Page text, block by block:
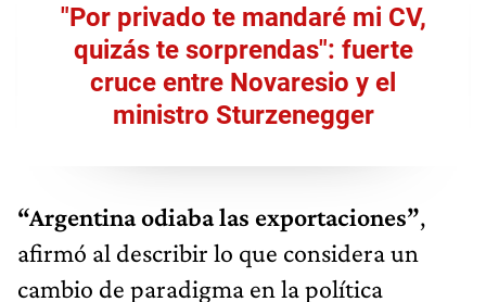
"Por privado te mandaré mi CV,
quizás te sorprendas": fuerte
cruce entre Novaresio y el
ministro Sturzenegger
“Argentina odiaba las exportaciones”,
afirmó al describir lo que considera un
cambio de paradigma en la política